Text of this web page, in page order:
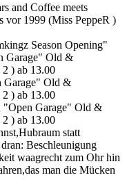
and Coffee meets
vor 1999 (Miss PeppeR )
Season Opening"
Garage" Old &
) ab 13.00
Garage" Old &
) ab 13.00
"Open Garage" Old &
) ab 13.00​
statt
Beschleunigung
waagrecht zum Ohr hin
man die Mücken